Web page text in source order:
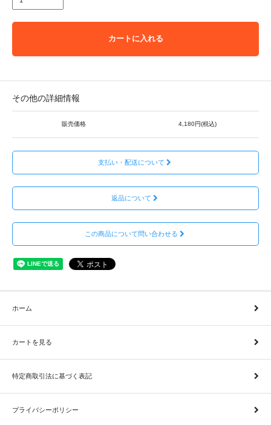
カートに入れる
その他の詳細情報
販売価格 4,180円(税込)
支払い・配送について
返品について
この商品について問い合わせる
ホーム
カートを見る
特定商取引法に基づく表記
プライバシーポリシー